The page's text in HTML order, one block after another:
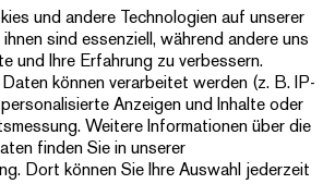
Tickets
und andere Technologien auf unserer
sind essenziell, während andere uns
und Ihre Erfahrung zu verbessern.
können verarbeitet werden (z. B. IP-
Anzeigen und Inhalte oder
Weitere Informationen über die
finden Sie in unserer
. Dort können Sie Ihre Auswahl jederzeit